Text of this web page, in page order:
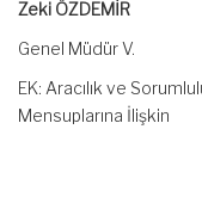
Zeki ÖZDEMİR
Genel Müdür V.
EK: Aracılık ve
Mensuplarına İlişkin